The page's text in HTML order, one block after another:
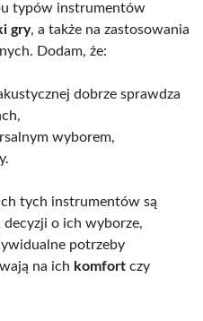
typów instrumentów
gry, a także na zastosowania
Dodam, że:
dobrze sprawdza
wyborem,
tych instrumentów są
o ich wyborze,
potrzeby
na ich komfort czy